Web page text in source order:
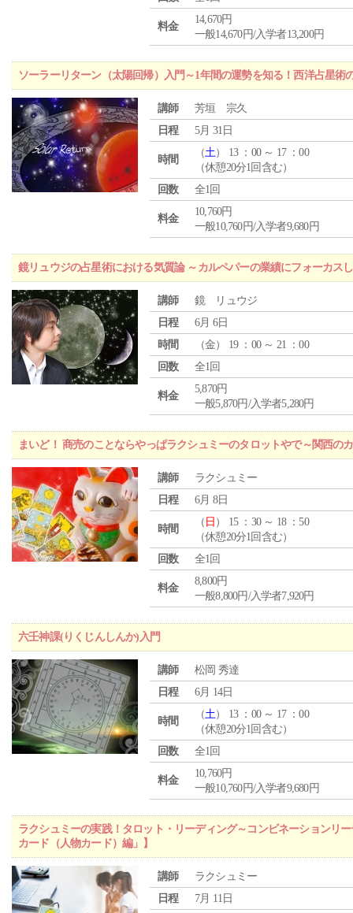
料金
14,670円
一般14,670円/入学者13,200円
ソーラーリターン（太陽回帰）入門～1年間の運勢を知る！西洋占星術
講師
芳垣 宗久
日程
5月 31日
時間
（土） 13 ：00 ～ 17 ：00
（休憩20分1回含む）
回数
全1回
料金
10,760円
一般10,760円/入学者9,680円
鏡リュウジの占星術における気質論 ～カルペパーの業績にフォーカス
講師
鏡 リュウジ
日程
6月 6日
時間
（金） 19 ：00 ～ 21 ：00
回数
全1回
料金
5,870円
一般5,870円/入学者5,280円
まいど！ 商売のことならやっぱラクシュミーのタロットやで～関西の
講師
ラクシュミー
日程
6月 8日
時間
（ 日 ） 15 ：30 ～ 18 ：50
（休憩20分1回含む）
回数
全1回
料金
8,800円
一般8,800円/入学者7,920円
六壬神課(りくじんしんか)入門
講師
松岡 秀達
日程
6月 14日
時間
（土） 13 ：00 ～ 17 ：00
（休憩20分1回含む）
回数
全1回
料金
10,760円
一般10,760円/入学者9,680円
ラクシュミーの実践！タロット・リーディング～コンビネーションリ
カード（人物カード）編」】
講師
ラクシュミー
日程
7月 11日